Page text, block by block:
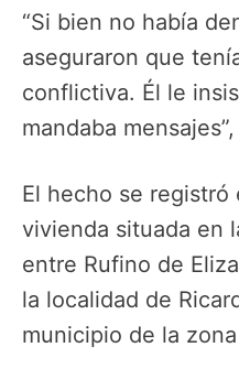
“Si bien no había
aseguraron que
conflictiva. Él le
mandaba
El hecho se
vivienda situada en
entre Rufino de
la localidad de
municipio de la